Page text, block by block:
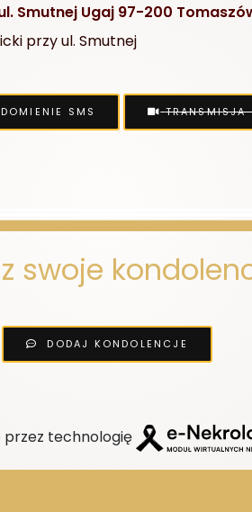
Smutnej Ugaj 97-200
przy ul. Smutnej
SMS TRANSMISJA
swoje
DODAJ KONDOLENCJE
przez technologię